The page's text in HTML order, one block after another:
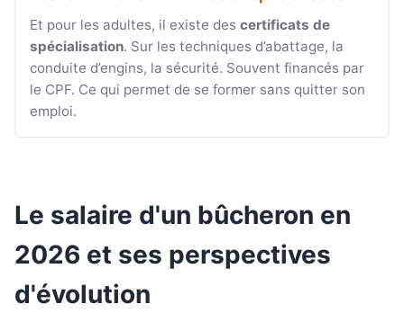
Et pour les adultes, il existe des certificats de
spécialisation. Sur les techniques d’abattage, la
conduite d’engins, la sécurité. Souvent financés par
le CPF. Ce qui permet de se former sans quitter son
emploi.
Le salaire d'un bûcheron en
2026 et ses perspectives
d'évolution